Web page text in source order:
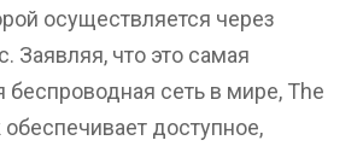
осуществляется через
Заявляя, что это самая
сеть в мире, The
обеспечивает доступное,